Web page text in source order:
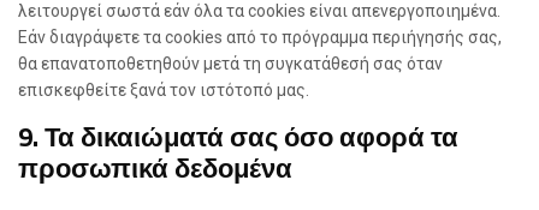
λειτουργεί σωστά εάν όλα τα cookies είναι απενεργοποιημένα.
Εάν διαγράψετε τα cookies από το πρόγραμμα περιήγησής σας,
θα επανατοποθετηθούν μετά τη συγκατάθεσή σας όταν
επισκεφθείτε ξανά τον ιστότοπό μας.
9. Τα δικαιώματά σας όσο αφορά τα
προσωπικά δεδομένα